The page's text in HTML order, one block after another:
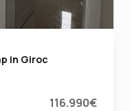
in Giroc
116.990€